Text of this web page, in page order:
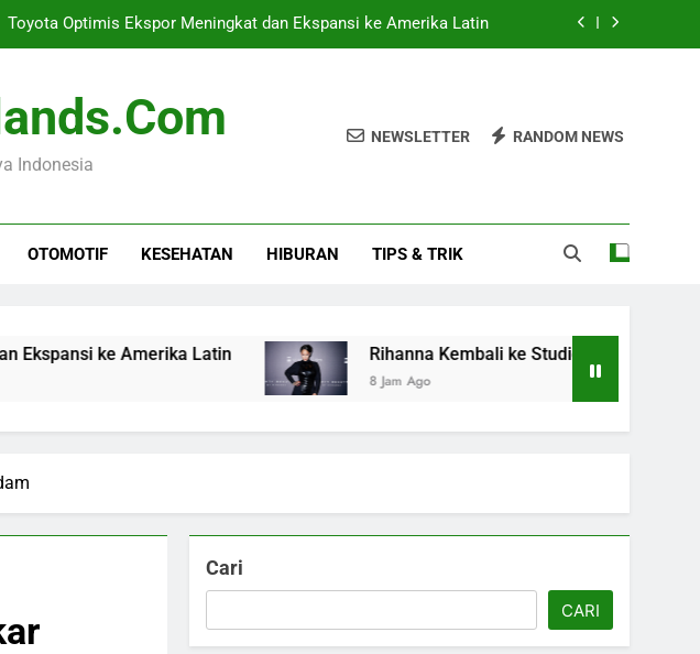
Toyota Optimis Ekspor Meningkat dan Ekspansi ke Amerika Latin
Nissan Luncurkan Navara PRO-4X di GIIAS 2026
10 Tahun UU Disabilitas: Fokus pada Hasil, Bukan Regulasi
Rihanna Kembali ke Studio, AAP Rocky Ungkap Album Baru
Indonesia
NEWSLETTER RANDOM NEWS
OTOMOTIF KESEHATAN HIBURAN TIPS & TRIK
ke Amerika Latin Rihanna Kembali ke Studio, AAP Rocky Ungkap
8 Jam Ago
Cari
CARI